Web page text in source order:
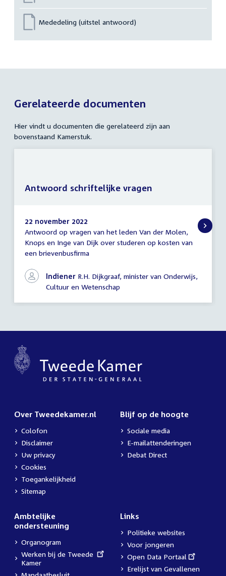
Mededeling (uitstel antwoord)
Gerelateerde documenten
Hier vindt u documenten die gerelateerd zijn aan
bovenstaand Kamerstuk.
Antwoord
schriftelijke
vragen
22 november 2022
Antwoord op vragen van het leden Van der Molen,
Knops en Inge van Dijk over studeren op kosten van
een brievenbusfirma
Indiener R.H. Dijkgraaf, minister van Onderwijs,
Cultuur en Wetenschap
Antwoord schriftelijke vragen
Over Tweedekamer.nl
Colofon
Disclaimer
Uw privacy
Cookies
Toegankelijkheid
Sitemap
Blijf op de hoogte
Sociale media
E-mailattenderingen
Debat Direct
Ambtelijke
ondersteuning
Organogram
External
link:
Werken bij de Tweede
Kamer
Links
Politieke websites
Voor jongeren
External
link:
Open Data Portaal
Erelijst van Gevallenen